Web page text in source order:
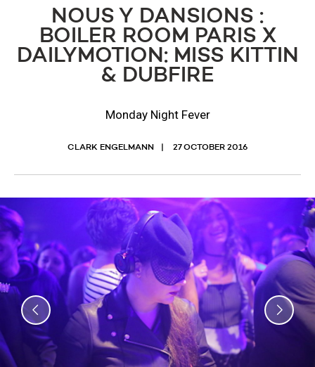
NOUS Y DANSIONS :
BOILER ROOM PARIS X
DAILYMOTION: MISS KITTIN
& DUBFIRE
Monday Night Fever
CLARK ENGELMANN 27 OCTOBER 2016
Previous